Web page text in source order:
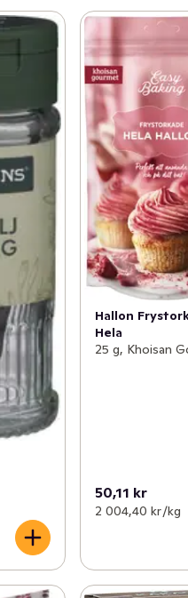
Hallon
Hela
25 g, Khoisan
50,11 kr
2 004,40 kr /kg